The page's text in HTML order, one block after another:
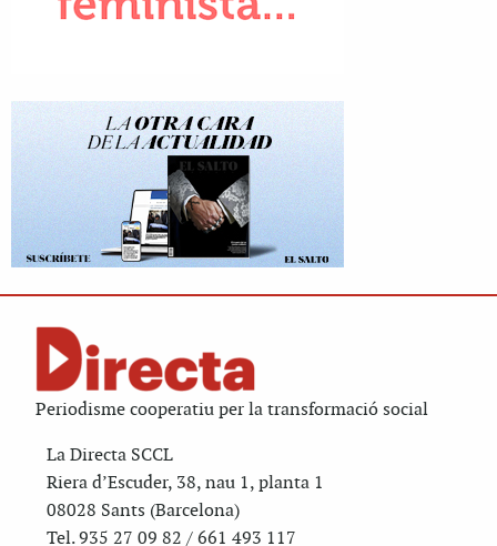
Periodisme cooperatiu per la transformació social
La Directa SCCL
Riera d’Escuder, 38, nau 1, planta 1
08028 Sants (Barcelona)
Tel. 935 27 09 82 / 661 493 117